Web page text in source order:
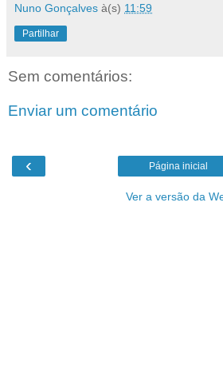
Nuno Gonçalves à(s) 11:59
Partilhar
Sem comentários:
Enviar um comentário
‹ Página inicial
Ver a versão da